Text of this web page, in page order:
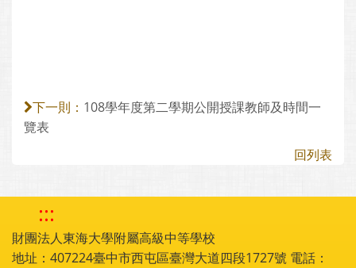
下一則： 108學年度第二學期公開授課教師及時間一
覽表
回列表
:::
財團法人東海大學附屬高級中等學校
地址：407224臺中市西屯區臺灣大道四段1727號 電話：